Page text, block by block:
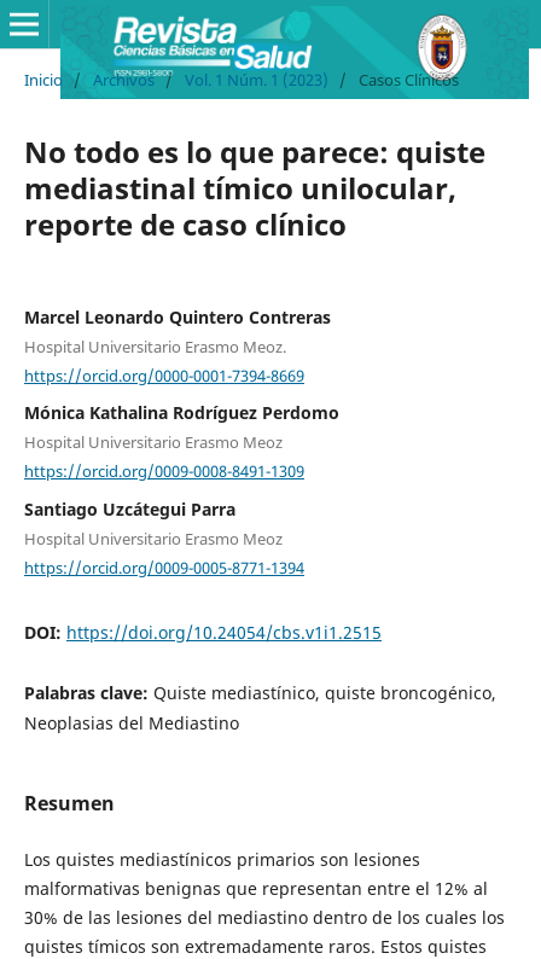
Inicio / Archivos / Vol. 1 Núm. 1 (2023) / Casos Clínicos
No todo es lo que parece: quiste
mediastinal tímico unilocular,
reporte de caso clínico
Marcel Leonardo Quintero Contreras
Hospital Universitario Erasmo Meoz.
https://orcid.org/0000-0001-7394-8669
Mónica Kathalina Rodríguez Perdomo
Hospital Universitario Erasmo Meoz
https://orcid.org/0009-0008-8491-1309
Santiago Uzcátegui Parra
Hospital Universitario Erasmo Meoz
https://orcid.org/0009-0005-8771-1394
DOI: https://doi.org/10.24054/cbs.v1i1.2515
Palabras clave: Quiste mediastínico, quiste broncogénico,
Neoplasias del Mediastino
Resumen
Los quistes mediastínicos primarios son lesiones
malformativas benignas que representan entre el 12% al
30% de las lesiones del mediastino dentro de los cuales los
quistes tímicos son extremadamente raros. Estos quistes